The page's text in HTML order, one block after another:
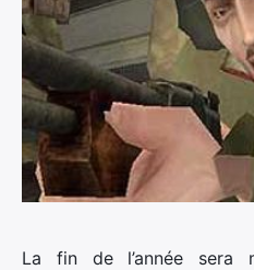
La fin de l’année sera